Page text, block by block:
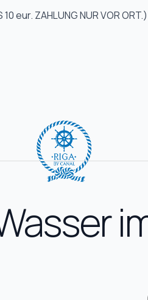
10 eur. ZAHLUNG NUR VOR ORT.)